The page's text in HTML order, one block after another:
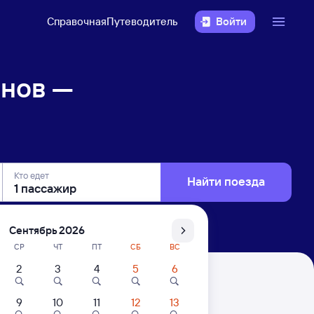
СправочнаяПутеводитель Войти
—
Кто едет Найти поезда
Сентябрь 2026
СР ЧТ ПТ СБ ВС
2 3 4 5 6
9 10 11 12 13